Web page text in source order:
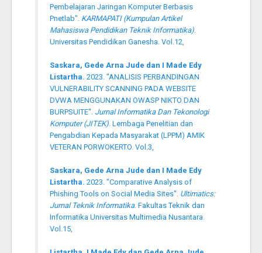
Pembelajaran Jaringan Komputer Berbasis
Pnetlab". KARMAPATI (Kumpulan Artikel
Mahasiswa Pendidikan Teknik Informatika).
Universitas Pendidikan Ganesha. Vol.12,
Saskara, Gede Arna Jude dan I Made Edy
Listartha. 2023. "ANALISIS PERBANDINGAN
VULNERABILITY SCANNING PADA WEBSITE
DVWA MENGGUNAKAN OWASP NIKTO DAN
BURPSUITE". Jurnal Informatika Dan Tekonologi
Komputer (JITEK). Lembaga Penelitian dan
Pengabdian Kepada Masyarakat (LPPM) AMIK
VETERAN PORWOKERTO. Vol.3,
Saskara, Gede Arna Jude dan I Made Edy
Listartha. 2023. "Comparative Analysis of
Phishing Tools on Social Media Sites". Ultimatics:
Jurnal Teknik Informatika. Fakultas Teknik dan
Informatika Universitas Multimedia Nusantara.
Vol.15,